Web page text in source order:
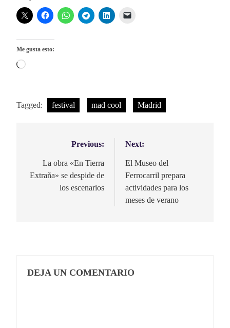
Me gusta esto:
Cargando...
Tagged: festival mad cool Madrid
Navegación
entradas
Previous:
La obra «En Tierra
Extraña» se despide de
los escenarios
Next:
El Museo del
Ferrocarril prepara
actividades para los
meses de verano
DEJA UN COMENTARIO